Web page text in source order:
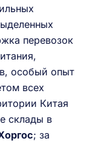
перевозок
особый опыт
всех
Китая
склады в
; за